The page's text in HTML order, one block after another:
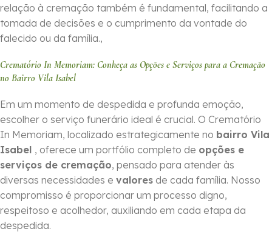
relação à cremação também é fundamental, facilitando a
tomada de decisões e o cumprimento da vontade do
falecido ou da família.,
Crematório In Memoriam: Conheça as Opções e Serviços para a Cremação
no Bairro Vila Isabel
Em um momento de despedida e profunda emoção,
escolher o serviço funerário ideal é crucial. O Crematório
In Memoriam, localizado estrategicamente no bairro Vila
Isabel , oferece um portfólio completo de opções e
serviços de cremação, pensado para atender às
diversas necessidades e valores de cada família. Nosso
compromisso é proporcionar um processo digno,
respeitoso e acolhedor, auxiliando em cada etapa da
despedida.